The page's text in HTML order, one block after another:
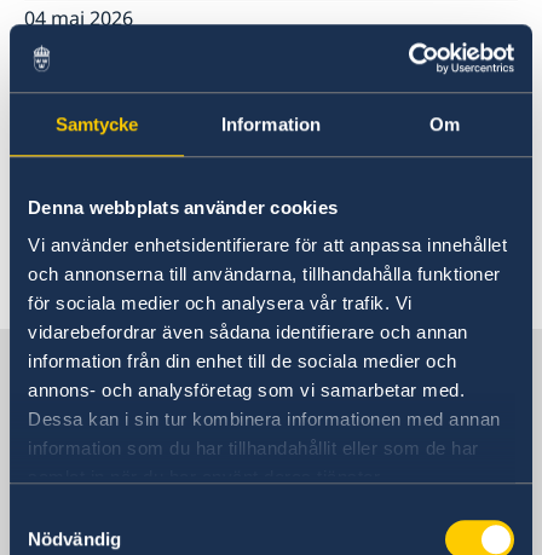
Samtycke Information Om
Denna webbplats använder cookies
Vi använder enhetsidentifierare för att anpassa innehållet
och annonserna till användarna, tillhandahålla funktioner
för sociala medier och analysera vår trafik. Vi
vidarebefordrar även sådana identifierare och annan
information från din enhet till de sociala medier och
annons- och analysföretag som vi samarbetar med.
Dessa kan i sin tur kombinera informationen med annan
information som du har tillhandahållit eller som de har
Nödvändig
förnamn och efternamn för nyfödda barn
SOS-International, Euro-Center & Falck Global
Assistance
Svenska skolan i Warszawa
Svenskt medborgarskap
Vigsel i Polen
04 maj 2026
Till dig som utvandrat: Det är val till
riksdagen 13 september 2026
Statsbesök till Polen
1 2 3 4 5 ... 12 13 »
Sverige i Polen, Warszawa
Sveriges ambassad
Sveriges ambassad